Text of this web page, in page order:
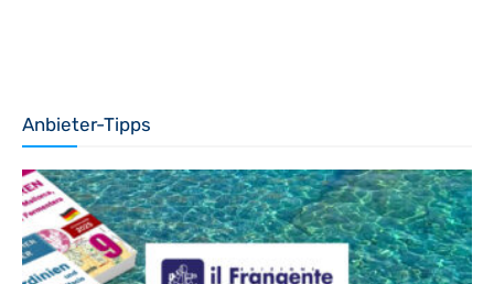
Anbieter-Tipps